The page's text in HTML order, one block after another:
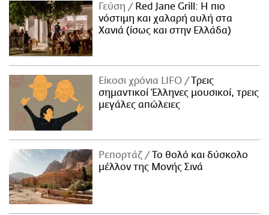
Γεύση
Red Jane Grill: Η πιο
νόστιμη και χαλαρή αυλή στα
Χανιά (ίσως και στην Ελλάδα)
Είκοσι χρόνια LIFO
Tρεις
σημαντικοί Έλληνες μουσικοί, τρεις
μεγάλες απώλειες
Ρεπορτάζ
Το θολό και δύσκολο
μέλλον της Μονής Σινά